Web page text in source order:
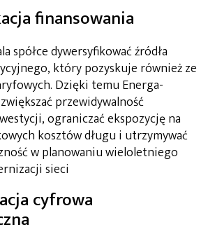
finansowania
spółce dywersyfikować źródła
który pozyskuje również ze
Dzięki temu Energa-
przewidywalność
ograniczać ekspozycję na
kosztów długu i utrzymywać
w planowaniu wieloletniego
sieci
cyfrowa